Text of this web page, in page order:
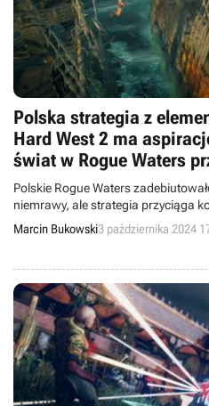
Polska strategia z
Hard West 2 ma
świat w Rogue Waters
graczy
Polskie Rogue Waters
niemrawy, ale strategia przyciąga
się pochwalić bardzo dobrymi
Marcin Bukowski3 października 2024